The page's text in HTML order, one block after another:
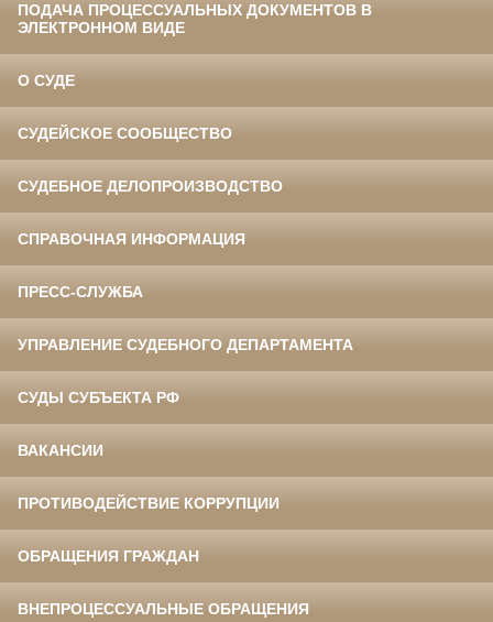
ПОДАЧА ПРОЦЕССУАЛЬНЫХ ДОКУМЕНТОВ В
ЭЛЕКТРОННОМ ВИДЕ
О СУДЕ
СУДЕЙСКОЕ СООБЩЕСТВО
СУДЕБНОЕ ДЕЛОПРОИЗВОДСТВО
СПРАВОЧНАЯ ИНФОРМАЦИЯ
ПРЕСС-СЛУЖБА
УПРАВЛЕНИЕ СУДЕБНОГО ДЕПАРТАМЕНТА
СУДЫ СУБЪЕКТА РФ
ВАКАНСИИ
ПРОТИВОДЕЙСТВИЕ КОРРУПЦИИ
ОБРАЩЕНИЯ ГРАЖДАН
ВНЕПРОЦЕССУАЛЬНЫЕ ОБРАЩЕНИЯ